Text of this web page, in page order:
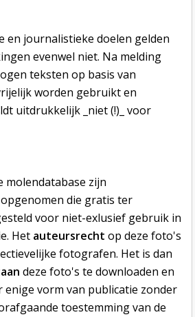
en journalistieke doelen gelden
evenwel niet. Na melding
teksten op basis van
worden gebruikt en
uitdrukkelijk _niet (!)_ voor
molendatabase zijn
opgenomen die gratis ter
voor niet-exlusief gebruik in
Het auteursrecht op deze foto's
fotografen. Het is dan
deze foto's te downloaden en
vorm van publicatie zonder
toestemming van de